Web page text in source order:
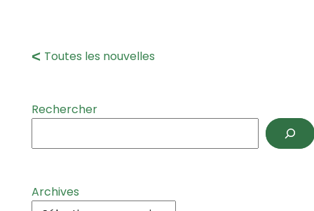
Toutes les nouvelles
Rechercher
Archives